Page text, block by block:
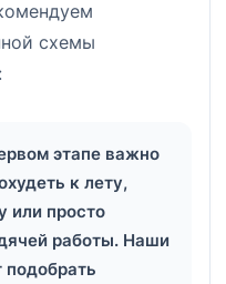
схемы
этапе важно
к лету,
или просто
работы. Наши